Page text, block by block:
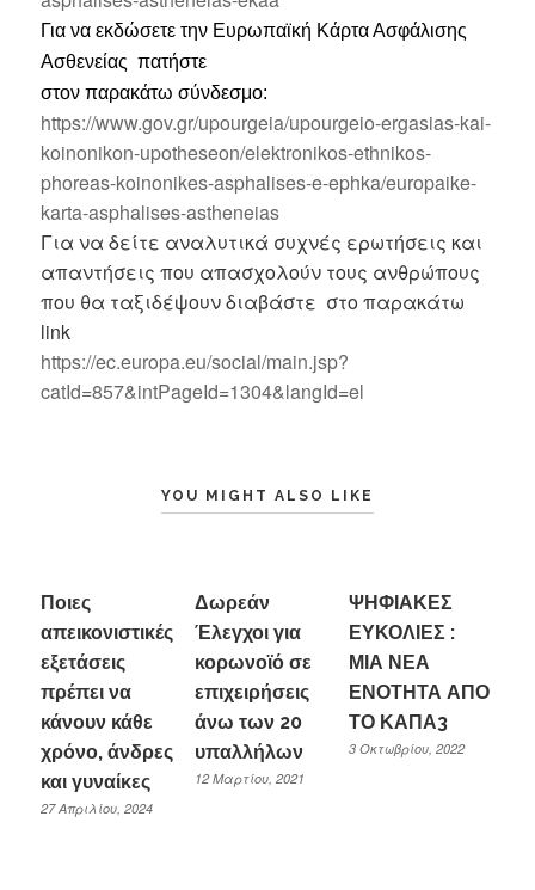
Για να εκδώσετε την Ευρωπαϊκή Κάρτα Ασφάλισης
Ασθενείας πατήστε
στον παρακάτω σύνδεσμο:
https://www.gov.gr/upourgeia/upourgeio-ergasias-kai-
koinonikon-upotheseon/elektronikos-ethnikos-
phoreas-koinonikes-asphalises-e-ephka/europaike-
karta-asphalises-astheneias
Για να δείτε αναλυτικά συχνές ερωτήσεις και
απαντήσεις που απασχολούν τους ανθρώπους
που θα ταξιδέψουν διαβάστε στο παρακάτω
link
https://ec.europa.eu/social/main.jsp?
catId=857&intPageId=1304&langId=el
YOU MIGHT ALSO LIKE
Ποιες
απεικονιστικές
εξετάσεις
πρέπει να
κάνουν κάθε
χρόνο, άνδρες
και γυναίκες
27 Απριλίου, 2024
Δωρεάν
Έλεγχοι για
κορωνοϊό σε
επιχειρήσεις
άνω των 20
υπαλλήλων
12 Μαρτίου, 2021
ΨΗΦΙΑΚΕΣ
ΕΥΚΟΛΙΕΣ :
ΜΙΑ ΝΕΑ
ΕΝΟΤΗΤΑ ΑΠΟ
ΤΟ ΚΑΠΑ3
3 Οκτωβρίου, 2022